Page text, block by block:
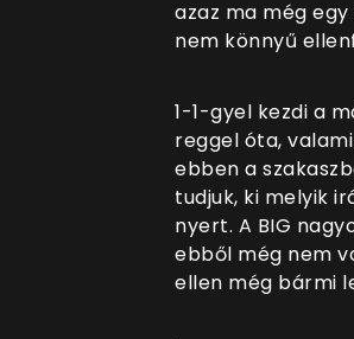
azaz ma még
nem könnyű
1-1-gyel kezdi a
reggel óta,
ebben a
tudjuk, ki melyik
nyert. A BIG
ebből még nem
ellen még bármi